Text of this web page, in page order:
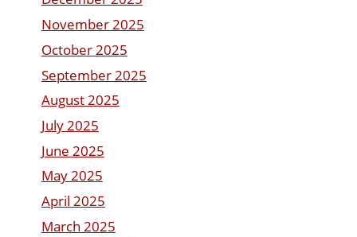
November 2025
October 2025
September 2025
August 2025
July 2025
June 2025
May 2025
April 2025
March 2025